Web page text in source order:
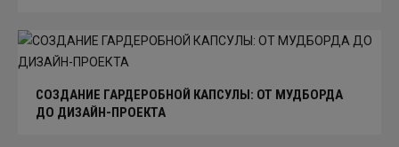
СОЗДАНИЕ ГАРДЕРОБНОЙ КАПСУЛЫ: ОТ МУДБОРДА
ДО ДИЗАЙН-ПРОЕКТА